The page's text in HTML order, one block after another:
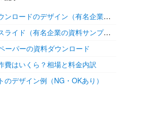
今すぐ真似たい資料ダウンロードのデザイン（有名企業の参考あり）
今すぐ真似たいお手本スライド（有名企業の資料サンプル11選）
ーパーの資料ダウンロード
費はいくら？相場と料金内訳
デザイン例（NG・OKあり）